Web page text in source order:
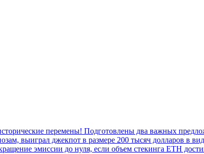
перемены! Подготовлены два важных
выиграл джекпот в размере 200 тысяч долларов в
эмиссии до нуля, если объем стекинга ETH